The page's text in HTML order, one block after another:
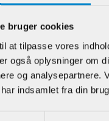
bruger cookies
at tilpasse vores
også oplysninger om
og analysepartnere.
indsamlet fra din
dobbelt staf - 21 x